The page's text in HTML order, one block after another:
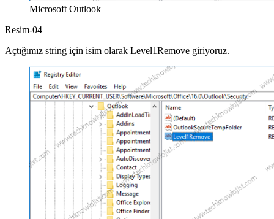
Microsoft Outlook
Resim-04
Açtığımız string için isim olarak Level1Remove giriyoruz.